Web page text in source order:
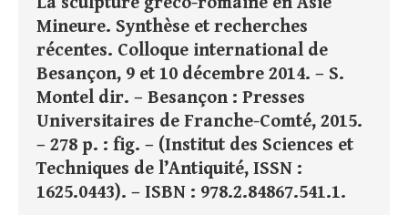
Mineure. Synthèse et recherches
récentes. Colloque international de
Besançon, 9 et 10 décembre 2014. – S.
Montel dir. – Besançon : Presses
Universitaires de Franche-Comté, 2015.
– 278 p. : fig. – (Institut des Sciences et
Techniques de l’Antiquité, ISSN :
1625.0443). – ISBN : 978.2.84867.541.1.